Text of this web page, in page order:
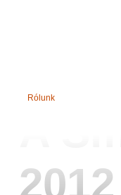
Rólunk